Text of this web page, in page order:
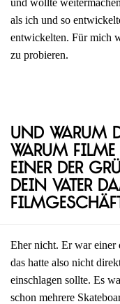
als ich und so
entwickelten. Für mich
zu probieren.
Und warum
Warum
einer der
dein Vater
Eher nicht. Er war einer
das hatte also nicht
einschlagen sollte. Es
schon mehrere